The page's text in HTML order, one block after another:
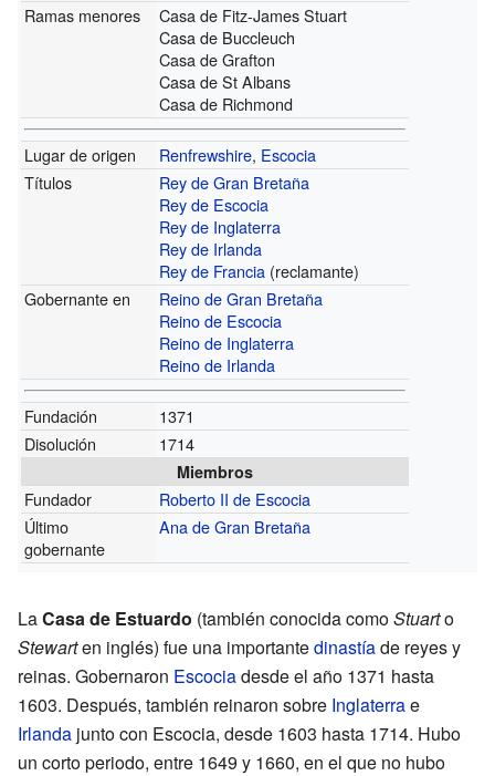
Ramas menores
Casa de Fitz-James Stuart
Casa de Buccleuch
Casa de Grafton
Casa de St Albans
Casa de Richmond
Lugar de origen Renfrewshire, Escocia
Títulos
Rey de Gran Bretaña
Rey de Escocia
Rey de Inglaterra
Rey de Irlanda
Rey de Francia (reclamante)
Gobernante en
Reino de Gran Bretaña
Reino de Escocia
Reino de Inglaterra
Reino de Irlanda
Fundación
1371
Disolución
1714
Miembros
Fundador
Roberto II de Escocia
Último
gobernante
Ana de Gran Bretaña
LaCasa de Estuardo (también conocida comoStuarto
Stewarten inglés) fue una importantedinastíade reyes y
reinas. Gobernaron Escociadesde el año 1371 hasta
1603. Después, también reinaron sobre Inglaterrae
Irlanda junto con Escocia, desde 1603 hasta 1714. Hubo
un corto periodo, entre 1649 y 1660, en el que no hubo